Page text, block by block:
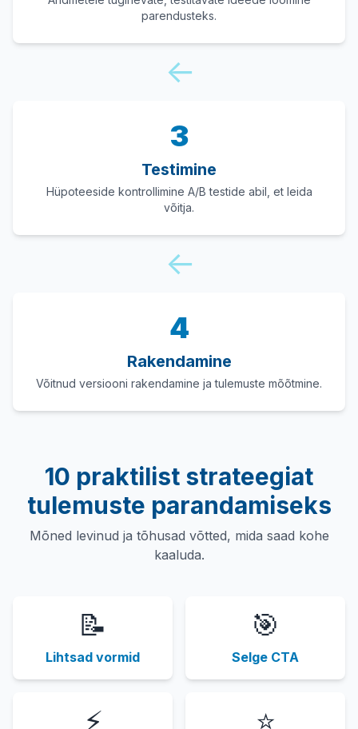
parendusteks.
↓
3
Testimine
Hüpoteeside kontrollimine A/B testide abil, et leida
võitja.
↓
4
Rakendamine
Võitnud versiooni rakendamine ja tulemuste mõõtmine.
10 praktilist strateegiat
tulemuste parandamiseks
Mõned levinud ja tõhusad võtted, mida saad kohe
kaaluda.
📝
Lihtsad vormid
🎯
Selge CTA
⚡️ ⭐